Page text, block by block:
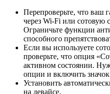
Перепроверьте, что ваш
через Wi-Fi или сотовую
Ограничьте функции
способного
Если вы используете
проверьте, что опция
активном состоянии.
опции и включить значок
Установить
на девайсе.